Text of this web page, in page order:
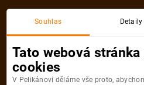
Souhlas Detaily
Tato webová
cookies
V Pelikánovi děláme vše proto,